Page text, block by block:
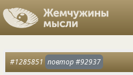
#1285851 повтор#92937